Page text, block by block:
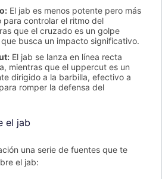
El jab es menos potente pero más
para controlar el ritmo del
que el cruzado es un golpe
busca un impacto significativo.
El jab se lanza en línea recta
mientras que el uppercut es un
dirigido a la barbilla, efectivo a
romper la defensa del
el jab
una serie de fuentes que te
el jab: